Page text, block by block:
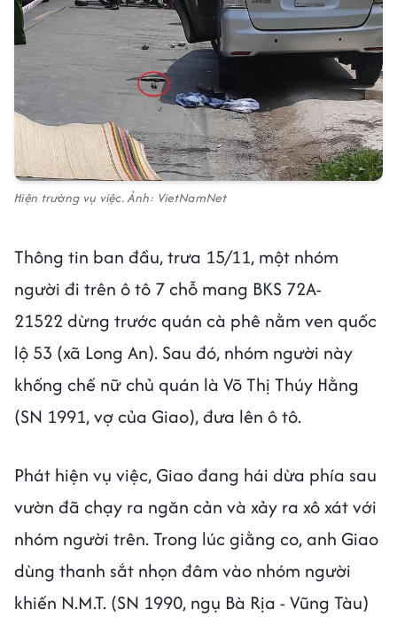
Hiện trường vụ việc. Ảnh: VietNamNet
Thông tin ban đầu, trưa 15/11, một nhóm
người đi trên ô tô 7 chỗ mang BKS 72A-
21522 dừng trước quán cà phê nằm ven quốc
lộ 53 (xã Long An). Sau đó, nhóm người này
khống chế nữ chủ quán là Võ Thị Thúy Hằng
(SN 1991, vợ của Giao), đưa lên ô tô.
Phát hiện vụ việc, Giao đang hái dừa phía sau
vườn đã chạy ra ngăn cản và xảy ra xô xát với
nhóm người trên. Trong lúc giằng co, anh Giao
dùng thanh sắt nhọn đâm vào nhóm người
khiến N.M.T. (SN 1990, ngụ Bà Rịa - Vũng Tàu)